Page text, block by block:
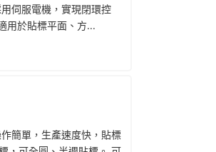
伺服電機，實現閉環控
用於貼標平面、方...
簡單，生產速度快，貼標